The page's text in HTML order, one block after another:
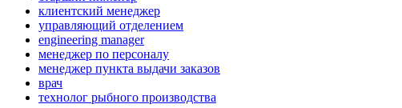
клиентский менеджер
управляющий отделением
engineering manager
менеджер по персоналу
менеджер пункта выдачи заказов
врач
технолог рыбного производства